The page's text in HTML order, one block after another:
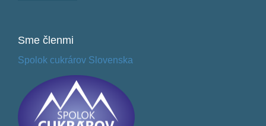
Sme členmi
Spolok cukrárov Slovenska